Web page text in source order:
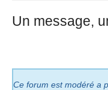
Un message,
Ce forum est modéré a